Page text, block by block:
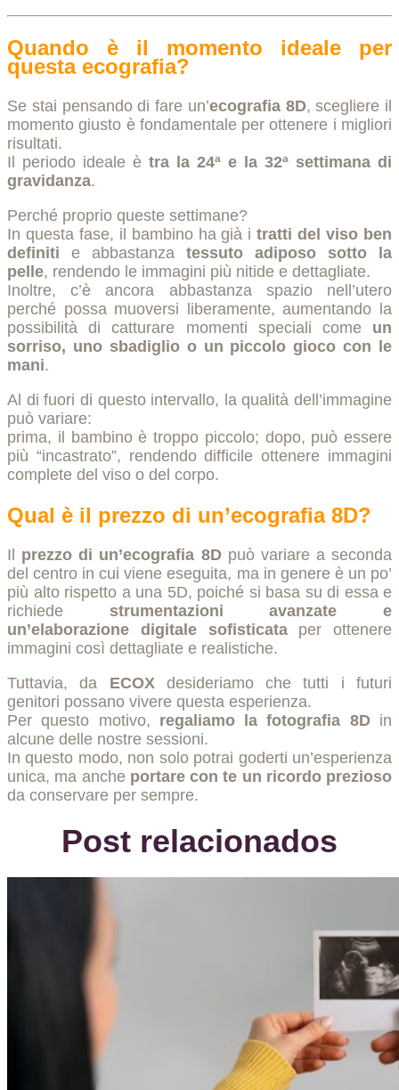
Quando è il momento ideale per
questa ecografia?
Se stai pensando di fare un’ecografia 8D, scegliere il
momento giusto è fondamentale per ottenere i migliori
risultati.
Il periodo ideale è tra la 24ª e la 32ª settimana di
gravidanza.
Perché proprio queste settimane?
In questa fase, il bambino ha già itratti del viso ben
definiti e abbastanza tessuto adiposo sotto la
pelle, rendendo le immagini più nitide e dettagliate.
Inoltre, c’è ancora abbastanza spazio nell’utero
perché possa muoversi liberamente, aumentando la
possibilità di catturare momenti speciali come un
sorriso, uno sbadiglio o un piccolo gioco con le
mani.
Al di fuori di questo intervallo, la qualità dell’immagine
può variare:
prima, il bambino è troppo piccolo; dopo, può essere
più “incastrato”, rendendo difficile ottenere immagini
complete del viso o del corpo.
Qual è il prezzo di un’ecografia 8D?
Il prezzo di un’ecografia 8Dpuò variare a seconda
del centro in cui viene eseguita, ma in genere è un po’
più alto rispetto a una 5D, poiché si basa su di essa e
richiede strumentazioni avanzate e
un’elaborazione digitale sofisticataper ottenere
immagini così dettagliate e realistiche.
Tuttavia, da ECOXdesideriamo che tutti i futuri
genitori possano vivere questa esperienza.
Per questo motivo, regaliamo la fotografia 8Din
alcune delle nostre sessioni.
In questo modo, non solo potrai goderti un’esperienza
unica, ma anche portare con te un ricordo prezioso
da conservare per sempre.
Post relacionados